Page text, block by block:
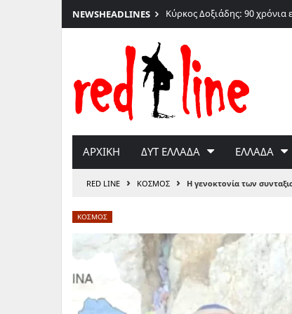
Μετάβαση
στο
περιεχόμενο
NEWSHEADLINES Κύρκος Δοξιάδης: 90 χρόνια
ΑΡΧΙΚΗ ΔΥΤ ΕΛΛΑΔΑ ΕΛΛΑΔΑ
RED LINE › ΚΟΣΜΟΣ › Η γενοκτονία των
ΚΟΣΜΟΣ